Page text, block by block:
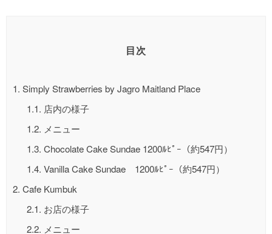
目次
1. Simply Strawberries by Jagro Maitland Place
1.1. 店内の様子
1.2. メニュー
1.3. Chocolate Cake Sundae 1200ﾙﾋﾟｰ（約547円）
1.4. Vanilla Cake Sundae 1200ﾙﾋﾟｰ（約547円）
2. Cafe Kumbuk
2.1. お店の様子
2.2. メニュー